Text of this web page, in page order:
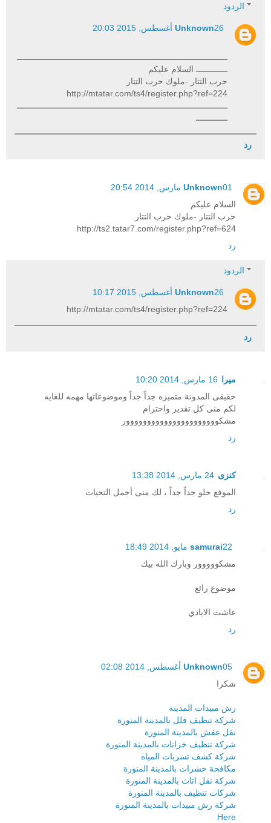
الردود
Unknown26 أغسطس, 2015 20:03
ـــــــــــــــــــــــــــــــــــــــــــــــــــــــــــــــــــــــــــــــــــــــ
ـــــــــــــ السلام عليكم
حرب التتار -ملوك حرب التتار
http://mtatar.com/ts4/register.php?ref=224
ـــــــــــــــــــــــــــــــــــــــــــــــــــــــــــــــــــــــــــــــــــــــ
ـــــــــــــ
رد
Unknown01 مارس, 2014 20:54
السلام عليكم
حرب التتار -ملوك حرب التتار
http://ts2.tatar7.com/register.php?ref=624
رد
الردود
Unknown26 أغسطس, 2015 10:17
http://mtatar.com/ts4/register.php?ref=224
رد
ميرا
16 مارس, 2014 10:20
حقيقى المدونة متميزه جداً جداً وموضوعاتها مهمه للغايه
لكم منى كل تقدير واحترام
مشكوووووووووووووووووووووور
رد
كنزى 24 مارس, 2014 13:38
الموقع حلو جداً جداً ، لك منى أجمل التحيات
رد
samurai22 مايو, 2014 18:49
مشكووووور وبارك الله بيك
موضوع رائع
عاشت الايادي
رد
Unknown05 أغسطس, 2014 02:08
شكرا
رش مبيدات المدينة
شركة تنظيف فلل بالمدينة المنورة
نقل عفش بالمدينة المنورة
شركة تنظيف خزانات بالمدينة المنورة
شركة كشف تسربات المياه
مكافحة حشرات بالمدينة المنورة
شركة نقل اثاث بالمدينة المنورة
شركات تنظيف بالمدينة المنورة
شركة رش مبيدات بالمدينة المنورة
Here